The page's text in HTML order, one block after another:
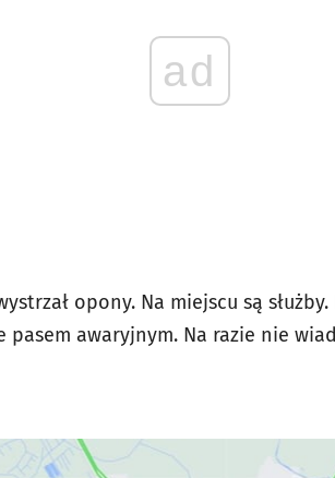
ad
opony. Na miejscu są
pasem awaryjnym. Na razie nie